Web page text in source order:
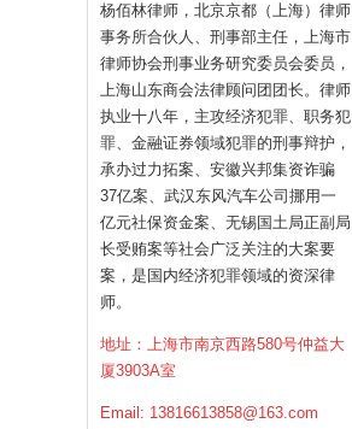
杨佰林律师，北京京都（上海）律师
事务所合伙人、刑事部主任，上海市
律师协会刑事业务研究委员会委员，
上海山东商会法律顾问团团长。律师
执业十八年，主攻经济犯罪、职务犯
罪、金融证券领域犯罪的刑事辩护，
承办过力拓案、安徽兴邦集资诈骗
37亿案、武汉东风汽车公司挪用一
亿元社保资金案、无锡国土局正副局
长受贿案等社会广泛关注的大案要
案，是国内经济犯罪领域的资深律
师。
地址：上海市南京西路580号仲益大
厦3903A室
Email: 13816613858@163.com